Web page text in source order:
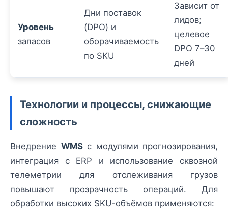
Уровень
запасов
Дни поставок
(DPO) и
оборачиваемость
по SKU
Зависит от
лидов;
целевое
DPO 7–30
дней
Технологии и процессы, снижающие
сложность
Внедрение WMSс модулями прогнозирования,
интеграция с ERP и использование сквозной
телеметрии для отслеживания грузов
повышают прозрачность операций. Для
обработки высоких SKU-объёмов применяются: